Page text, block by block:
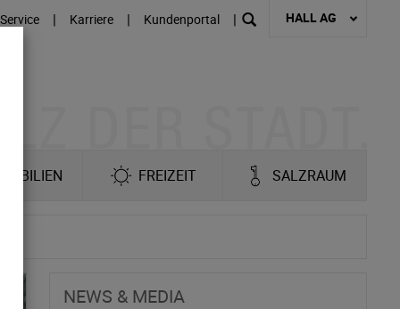
Service | Karriere | Kundenportal | HALL AG
FREIZEIT SALZRAUM
NEWS & MEDIA